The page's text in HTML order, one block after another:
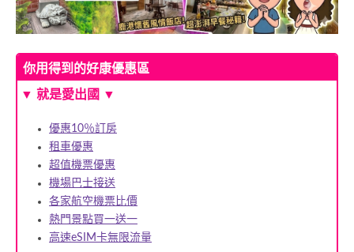
你用得到的好康優惠區
▼ 就是愛出國 ▼
優惠10％訂房
租車優惠
超值機票優惠
機場巴士接送
各家航空機票比價
熱門景點買一送一
高速eSIM卡無限流量